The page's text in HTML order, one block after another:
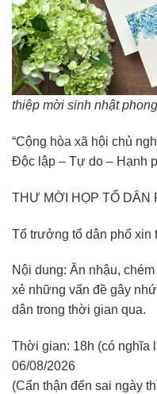
thiệp mời sinh nhật
“Cộng hòa xã hội chủ
Độc lập – Tự do – Hạnh
THƯ MỜI HỌP TỔ DÂN
Tổ trưởng tổ dân phố
Nội dung: Ăn nhậu,
xẻ những vấn đề gây
dân trong thời gian qua.
Thời gian: 18h (có nghĩa
06/08/2026
(Cẩn thận đến sai ngày